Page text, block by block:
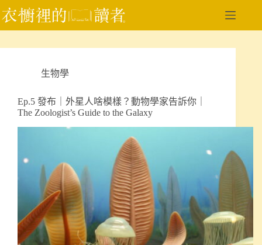
跳
至
要
生物學
Ep.5 發布｜外星人啥模樣？動物學家告訴你｜
The Zoologist’s Guide to the Galaxy